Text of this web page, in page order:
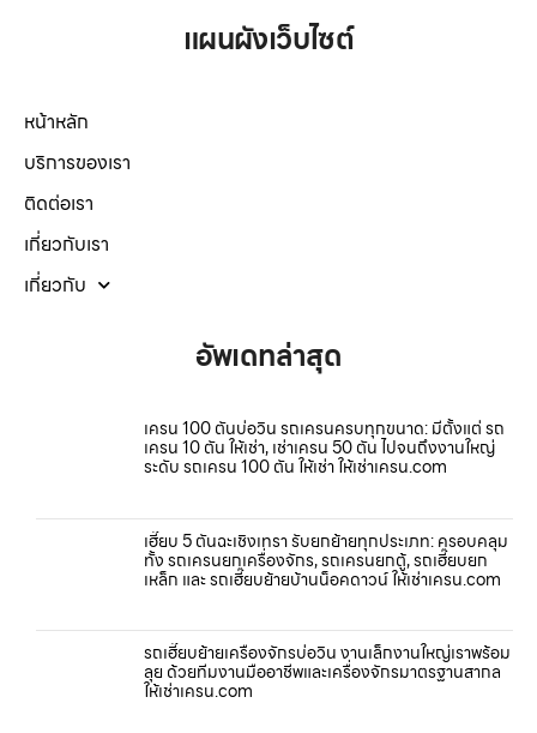
แผนผังเว็บไซต์
หน้าหลัก
บริการของเรา
ติดต่อเรา
เกี่ยวกับเรา
เกี่ยวกับ
อัพเดทล่าสุด
เครน 100 ตันบ่อวิน รถเครนครบทุกขนาด: มีตั้งแต่ รถ
เครน 10 ตัน ให้เช่า, เช่าเครน 50 ตัน ไปจนถึงงานใหญ่
ระดับ รถเครน 100 ตัน ให้เช่า ให้เช่าเครน.com
เฮี๊ยบ 5 ตันฉะเชิงเทรา รับยกย้ายทุกประเภท: ครอบคลุม
ทั้ง รถเครนยกเครื่องจักร, รถเครนยกตู้, รถเฮี๊ยบยก
เหล็ก และ รถเฮี๊ยบย้ายบ้านน็อคดาวน์ ให้เช่าเครน.com
รถเฮี๊ยบย้ายเครื่องจักรบ่อวิน งานเล็กงานใหญ่เราพร้อม
ลุย ด้วยทีมงานมืออาชีพและเครื่องจักรมาตรฐานสากล
ให้เช่าเครน.com